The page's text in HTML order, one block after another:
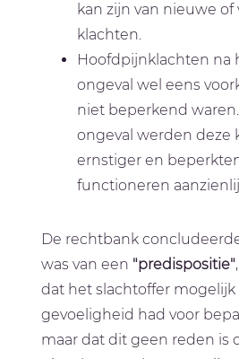
kan zijn van nieuwe of
klachten.
Hoofdpijnklachten na
ongeval wel eens
niet beperkend
ongeval werden deze
ernstiger en
functioneren
De rechtbank
was van een "predispositie"
dat het slachtoffer
gevoeligheid had voor
maar dat dit geen reden is